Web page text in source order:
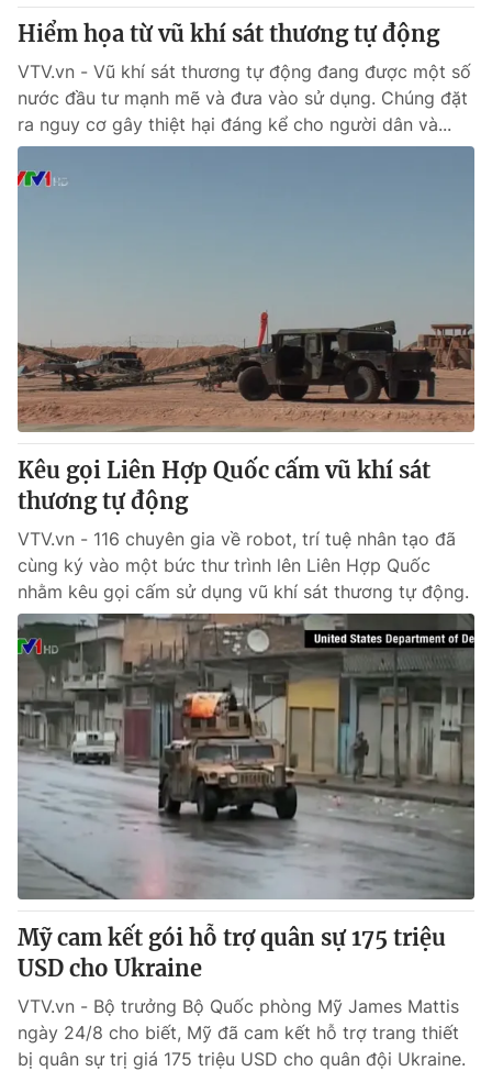
Hiểm họa từ vũ khí sát thương tự động
VTV.vn - Vũ khí sát thương tự động đang được một số
nước đầu tư mạnh mẽ và đưa vào sử dụng. Chúng đặt
ra nguy cơ gây thiệt hại đáng kể cho người dân và...
Kêu gọi Liên Hợp Quốc cấm vũ khí sát
thương tự động
VTV.vn - 116 chuyên gia về robot, trí tuệ nhân tạo đã
cùng ký vào một bức thư trình lên Liên Hợp Quốc
nhằm kêu gọi cấm sử dụng vũ khí sát thương tự động.
Mỹ cam kết gói hỗ trợ quân sự 175 triệu
USD cho Ukraine
VTV.vn - Bộ trưởng Bộ Quốc phòng Mỹ James Mattis
ngày 24/8 cho biết, Mỹ đã cam kết hỗ trợ trang thiết
bị quân sự trị giá 175 triệu USD cho quân đội Ukraine.